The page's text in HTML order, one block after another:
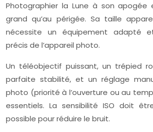
Photographier la Lune à son apogée
grand qu’au périgée. Sa taille
nécessite un équipement adapté
précis de l’appareil photo.
Un téléobjectif puissant, un trépied
parfaite stabilité, et un réglage
photo (priorité à l’ouverture ou au
essentiels. La sensibilité ISO doit
possible pour réduire le bruit.